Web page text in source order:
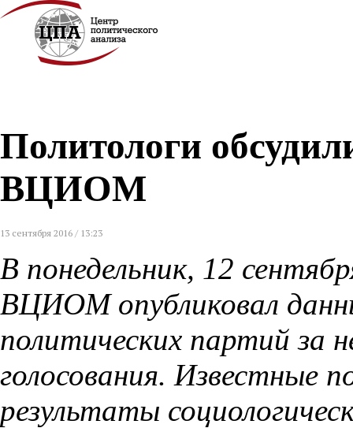
Политологи
ВЦИОМ
13 сентября 2016 / 13:23
В понедельник, 12
ВЦИОМ опубликовал
политических партий за
голосования. Известные
результаты